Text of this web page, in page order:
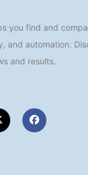
you find and
and automation.
and results.